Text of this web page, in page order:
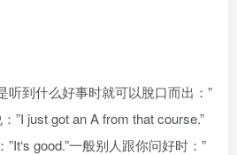
听到什么好事时就可以脫口而出：”
”I just got an A from that course.”
good.”一般别人跟你问好时：”